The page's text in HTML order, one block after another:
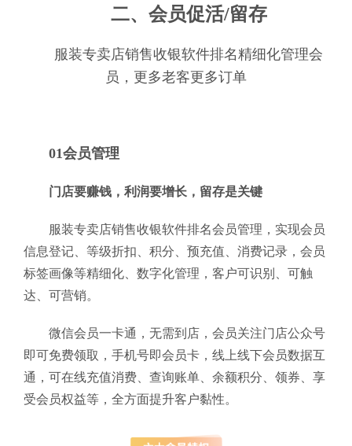
二、会员促活/留存
服装专卖店销售收银软件排名精细化管理会
员，更多老客更多订单
01会员管理
门店要赚钱，利润要增长，留存是关键
服装专卖店销售收银软件排名会员管理，实现会员
信息登记、等级折扣、积分、预充值、消费记录，会员
标签画像等精细化、数字化管理，客户可识别、可触
达、可营销。
微信会员一卡通，无需到店，会员关注门店公众号
即可免费领取，手机号即会员卡，线上线下会员数据互
通，可在线充值消费、查询账单、余额积分、领券、享
受会员权益等，全方面提升客户黏性。